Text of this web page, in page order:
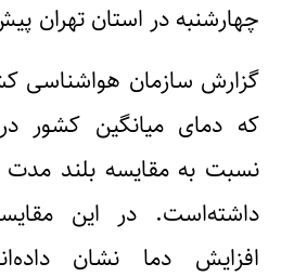
چهارشنبه در استان تهران
گزارش سازمان هواشناسی
که دمای میانگین کشور
داشته‌است. در این
افزایش دما نشان